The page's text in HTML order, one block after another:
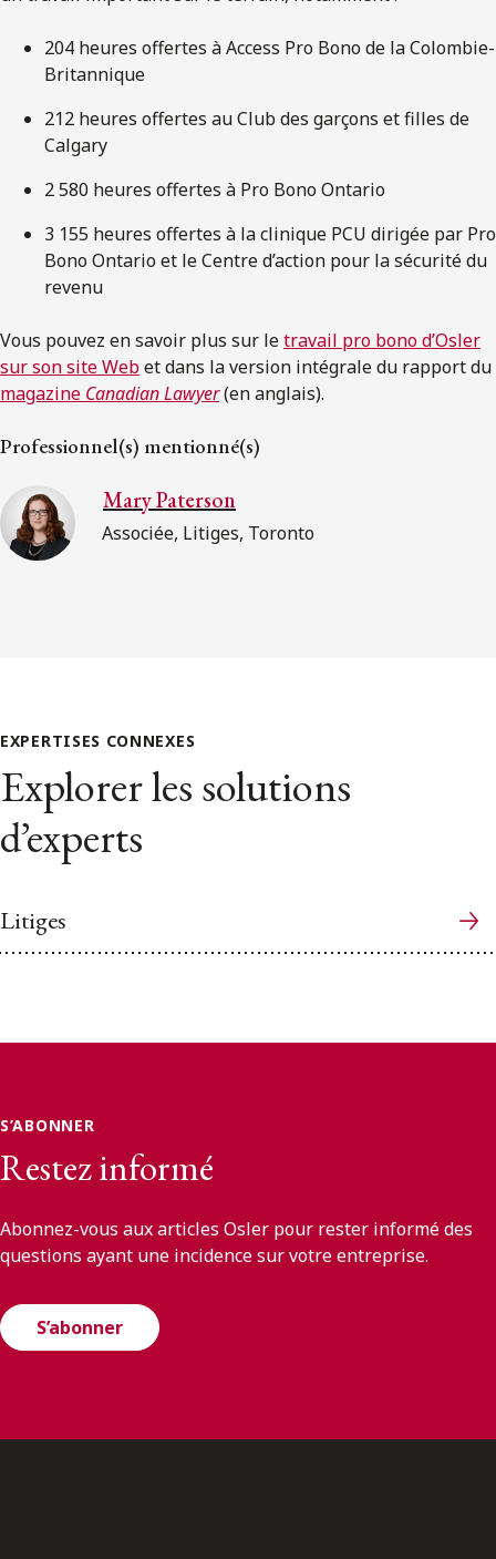
204 heures offertes à Access Pro Bono de la Colombie-
Britannique
212 heures offertes au Club des garçons et filles de
Calgary
2 580 heures offertes à Pro Bono Ontario
3 155 heures offertes à la clinique PCU dirigée par Pro
Bono Ontario et le Centre d’action pour la sécurité du
revenu
Vous pouvez en savoir plus sur letravail pro bono d’Osler
sur son site Webet dans la version intégrale du rapport du
magazine Canadian Lawyer(en anglais).
Professionnel(s) mentionné(s)
Mary Paterson
Associée, Litiges, Toronto
EXPERTISES CONNEXES
Explorer les solutions
d’experts
Litiges
S’ABONNER
Restez informé
Abonnez-vous aux articles Osler pour rester informé des
questions ayant une incidence sur votre entreprise.
S’abonner